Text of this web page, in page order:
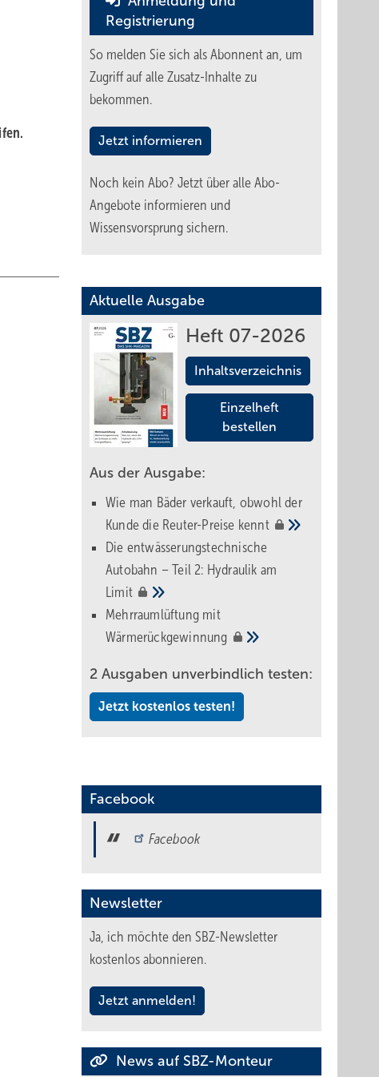
Registrierung
So melden Sie sich als Abonnent an, um
Zugriff auf alle Zusatz-Inhalte zu
bekommen.
Jetzt informieren
Noch kein Abo? Jetzt über alle Abo-
Angebote informieren und
Wissensvorsprung sichern.
Aktuelle Ausgabe
Heft 07-2026
Inhaltsverzeichnis
Einzelheft
bestellen
Aus der Ausgabe:
Wie man Bäder verkauft, obwohl der
Kunde die Reuter-Preise kennt
Die entwässerungstechnische
Autobahn – Teil 2: Hydraulik am
Limit
Mehrraumlüftung mit
Wärmerückgewinnung
2 Ausgaben unverbindlich testen:
Jetzt kostenlos testen!
Facebook
Facebook
Newsletter
Ja, ich möchte den SBZ-Newsletter
kostenlos abonnieren.
Jetzt anmelden!
News auf SBZ-Monteur